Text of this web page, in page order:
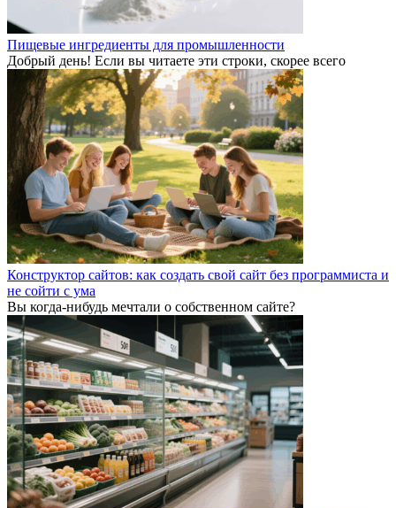
Пищевые ингредиенты для промышленности
Добрый день! Если вы читаете эти строки, скорее всего
Конструктор сайтов: как создать свой сайт без программиста и
не сойти с ума
Вы когда-нибудь мечтали о собственном сайте?